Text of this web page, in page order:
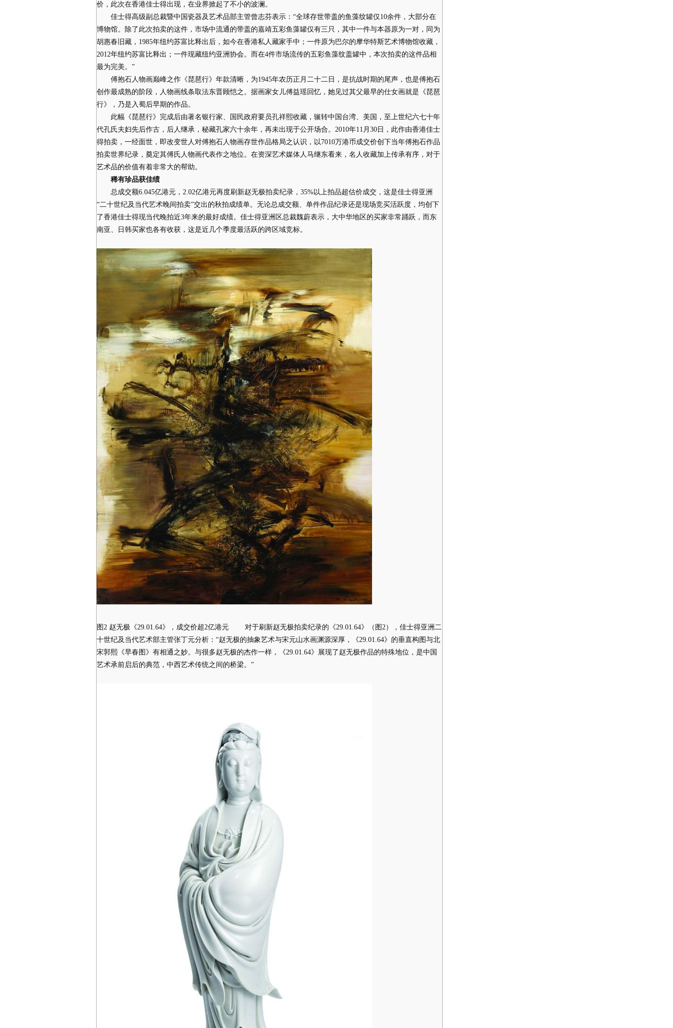
价，此次在香港佳士得出现，在业界掀起了不小的波澜。
佳士得高级副总裁暨中国瓷器及艺术品部主管曾志芬表示：“全球存世带盖的鱼藻纹罐仅10余件，大部分在
博物馆。除了此次拍卖的这件，市场中流通的带盖的嘉靖五彩鱼藻罐仅有三只，其中一件与本器原为一对，同为
胡惠春旧藏，1985年纽约苏富比释出后，如今在香港私人藏家手中；一件原为巴尔的摩华特斯艺术博物馆收藏，
2012年纽约苏富比释出；一件现藏纽约亚洲协会。而在4件市场流传的五彩鱼藻纹盖罐中，本次拍卖的这件品相
最为完美。”
傅抱石人物画巅峰之作《琵琶行》年款清晰，为1945年农历正月二十二日，是抗战时期的尾声，也是傅抱石
创作最成熟的阶段，人物画线条取法东晋顾恺之。据画家女儿傅益瑶回忆，她见过其父最早的仕女画就是《琵琶
行》，乃是入蜀后早期的作品。
此幅《琵琶行》完成后由著名银行家、国民政府要员孔祥熙收藏，辗转中国台湾、美国，至上世纪六七十年
代孔氏夫妇先后作古，后人继承，秘藏孔家六十余年，再未出现于公开场合。2010年11月30日，此作由香港佳士
得拍卖，一经面世，即改变世人对傅抱石人物画存世作品格局之认识，以7010万港币成交价创下当年傅抱石作品
拍卖世界纪录，奠定其傅氏人物画代表作之地位。在资深艺术媒体人马继东看来，名人收藏加上传承有序，对于
艺术品的价值有着非常大的帮助。
稀有珍品获佳绩
总成交额6.045亿港元，2.02亿港元再度刷新赵无极拍卖纪录，35%以上拍品超估价成交，这是佳士得亚洲
“二十世纪及当代艺术晚间拍卖”交出的秋拍成绩单。无论总成交额、单件作品纪录还是现场竞买活跃度，均创下
了香港佳士得现当代晚拍近3年来的最好成绩。佳士得亚洲区总裁魏蔚表示，大中华地区的买家非常踊跃，而东
南亚、日韩买家也各有收获，这是近几个季度最活跃的跨区域竞标。
图2 赵无极《29.01.64》，成交价超2亿港元 对于刷新赵无极拍卖纪录的《29.01.64》（图2），佳士得亚洲二
十世纪及当代艺术部主管张丁元分析：“赵无极的抽象艺术与宋元山水画渊源深厚，《29.01.64》的垂直构图与北
宋郭熙《早春图》有相通之妙。与很多赵无极的杰作一样，《29.01.64》展现了赵无极作品的特殊地位，是中国
艺术承前启后的典范，中西艺术传统之间的桥梁。”